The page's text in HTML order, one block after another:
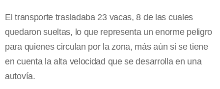
El transporte trasladaba 23 vacas, 8 de las cuales
quedaron sueltas, lo que representa un enorme peligro
para quienes circulan por la zona, más aún si se tiene
en cuenta la alta velocidad que se desarrolla en una
autovía.